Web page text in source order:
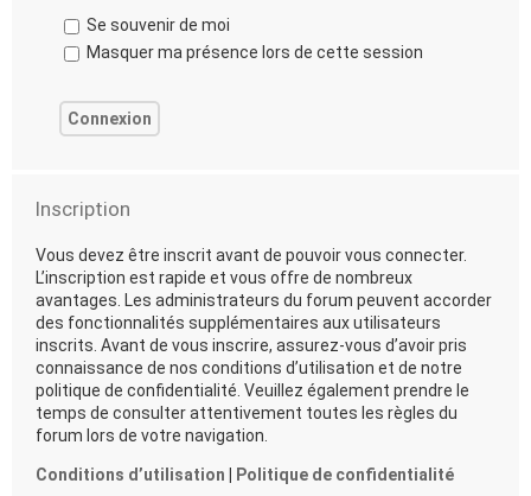
Se souvenir de moi
Masquer ma présence lors de cette session
Inscription
Vous devez être inscrit avant de pouvoir vous connecter.
L’inscription est rapide et vous offre de nombreux
avantages. Les administrateurs du forum peuvent accorder
des fonctionnalités supplémentaires aux utilisateurs
inscrits. Avant de vous inscrire, assurez-vous d’avoir pris
connaissance de nos conditions d’utilisation et de notre
politique de confidentialité. Veuillez également prendre le
temps de consulter attentivement toutes les règles du
forum lors de votre navigation.
Conditions d’utilisation Politique de confidentialité